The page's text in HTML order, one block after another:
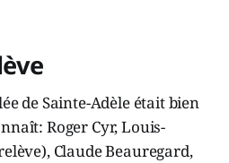
de Sainte-Adèle était bien
Roger Cyr, Louis-
Claude Beauregard,